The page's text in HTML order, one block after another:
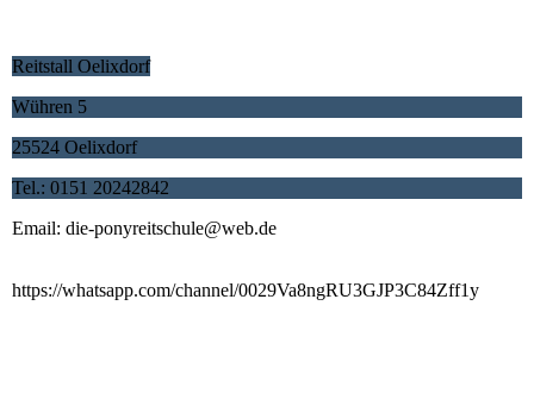
Reitstall Oelixdorf
Wühren 5
25524 Oelixdorf
Tel.: 0151 20242842
Email: die-ponyreitschule@web.de
https://whatsapp.com/channel/0029Va8ngRU3GJP3C84Zff1y